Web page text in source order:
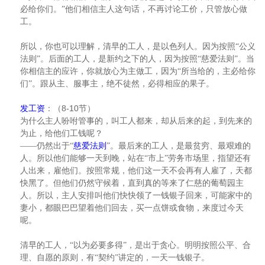
必给你们。”他们相信主人这句话，不再讨论工价，只管放心做
工。
所以，你也可以理解，清早的工人，是以色列人。因为按照“公义
法则”。后面的工人，是新约之下的人，因为按照“慈爱法则”。当
你相信主的应许，你就放心为主做工，因为“所当给的，主必给你
们”。跟从主、服事主，绝不徒然，必得相应的果子。
发工资 ：（8-10节）
为什么主人吩咐管事的，叫工人都来，却从后来的起，到先来的
为止，给他们工钱呢？
——仍然出于“慈爱法则 ”。最后来的工人，是最贫穷、最艰难的
人。所以他们能够一天到晚，站在“市上”劳务市场里，指望还有
人出来，雇他们。按照常规，他们这一天不会再有人雇了，天都
快黑了。但他们仍然守候着，直到真的等来了仁慈的葡萄园主
人。所以，主人安排叫他们快快领了一钱银子回来，可能家中的
妻小，都眼巴巴望着他们回去，买一点饼或食物，来度过今天
呢。
清早的工人，“以为必要多得”，是出于贪心。明明按照公平、合
理、自愿的原则，有“契约”讲定的，一天一钱银子。